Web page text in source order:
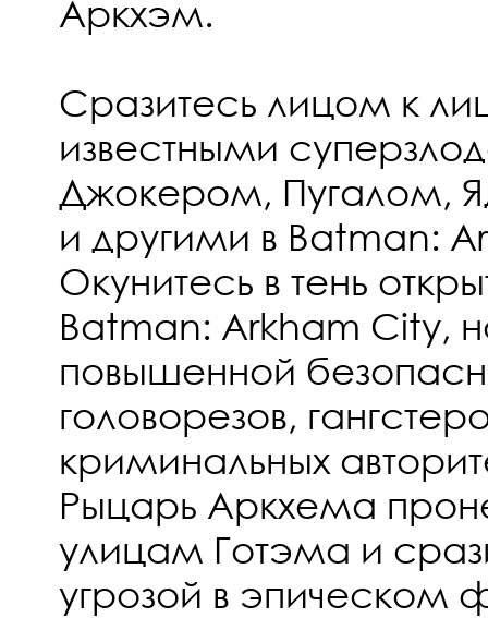
Аркхэм.
Сразитесь лицом к
известными
Джокером, Пугалом,
и другими в Batman:
Окунитесь в тень
Batman: Arkham City,
повышенной
головорезов,
криминальных
Рыцарь Аркхема
улицам Готэма и
угрозой в эпическом